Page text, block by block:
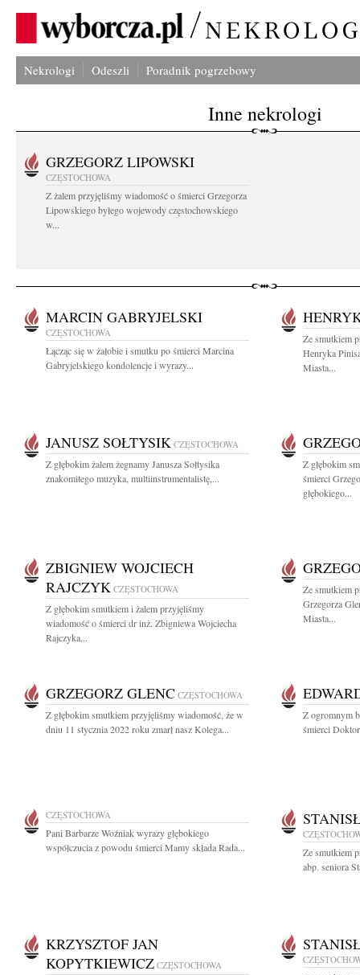
Nekrologi Odeszli Poradnik pogrzebowy
Inne nekrologi
GRZEGORZ LIPOWSKI
CZĘSTOCHOWA
Z żalem przyjęliśmy wiadomość o śmierci Grzegorza
Lipowskiego byłego wojewody częstochowskiego
w...
MARCIN GABRYJELSKI
CZĘSTOCHOWA
Łącząc się w żałobie i smutku po śmierci Marcina
Gabryjelskiego kondolencje i wyrazy...
Ze smutkiem
Henryka
Miasta...
JANUSZ SOŁTYSIK CZĘSTOCHOWA
Z głębokim żalem żegnamy Janusza Sołtysika
znakomitego muzyka, multiinstrumentalistę,...
Z głębokim
śmierci
głębokiego...
ZBIGNIEW WOJCIECH
RAJCZYK CZĘSTOCHOWA
Z głębokim smutkiem i żalem przyjęliśmy
wiadomość o śmierci dr inż. Zbigniewa Wojciecha
Rajczyka...
Ze smutkiem
Grzegorza
Miasta...
GRZEGORZ GLENC CZĘSTOCHOWA
Z głębokim smutkiem przyjęliśmy wiadomość, że w
dniu 11 stycznia 2022 roku zmarł nasz Kolega...
Z ogromnym
śmierci
CZĘSTOCHOWA
Pani Barbarze Woźniak wyrazy głębokiego
współczucia z powodu śmierci Mamy składa Rada...
Ze smutkiem
abp. seniora
KRZYSZTOF JAN
KOPYTKIEWICZ CZĘSTOCHOWA